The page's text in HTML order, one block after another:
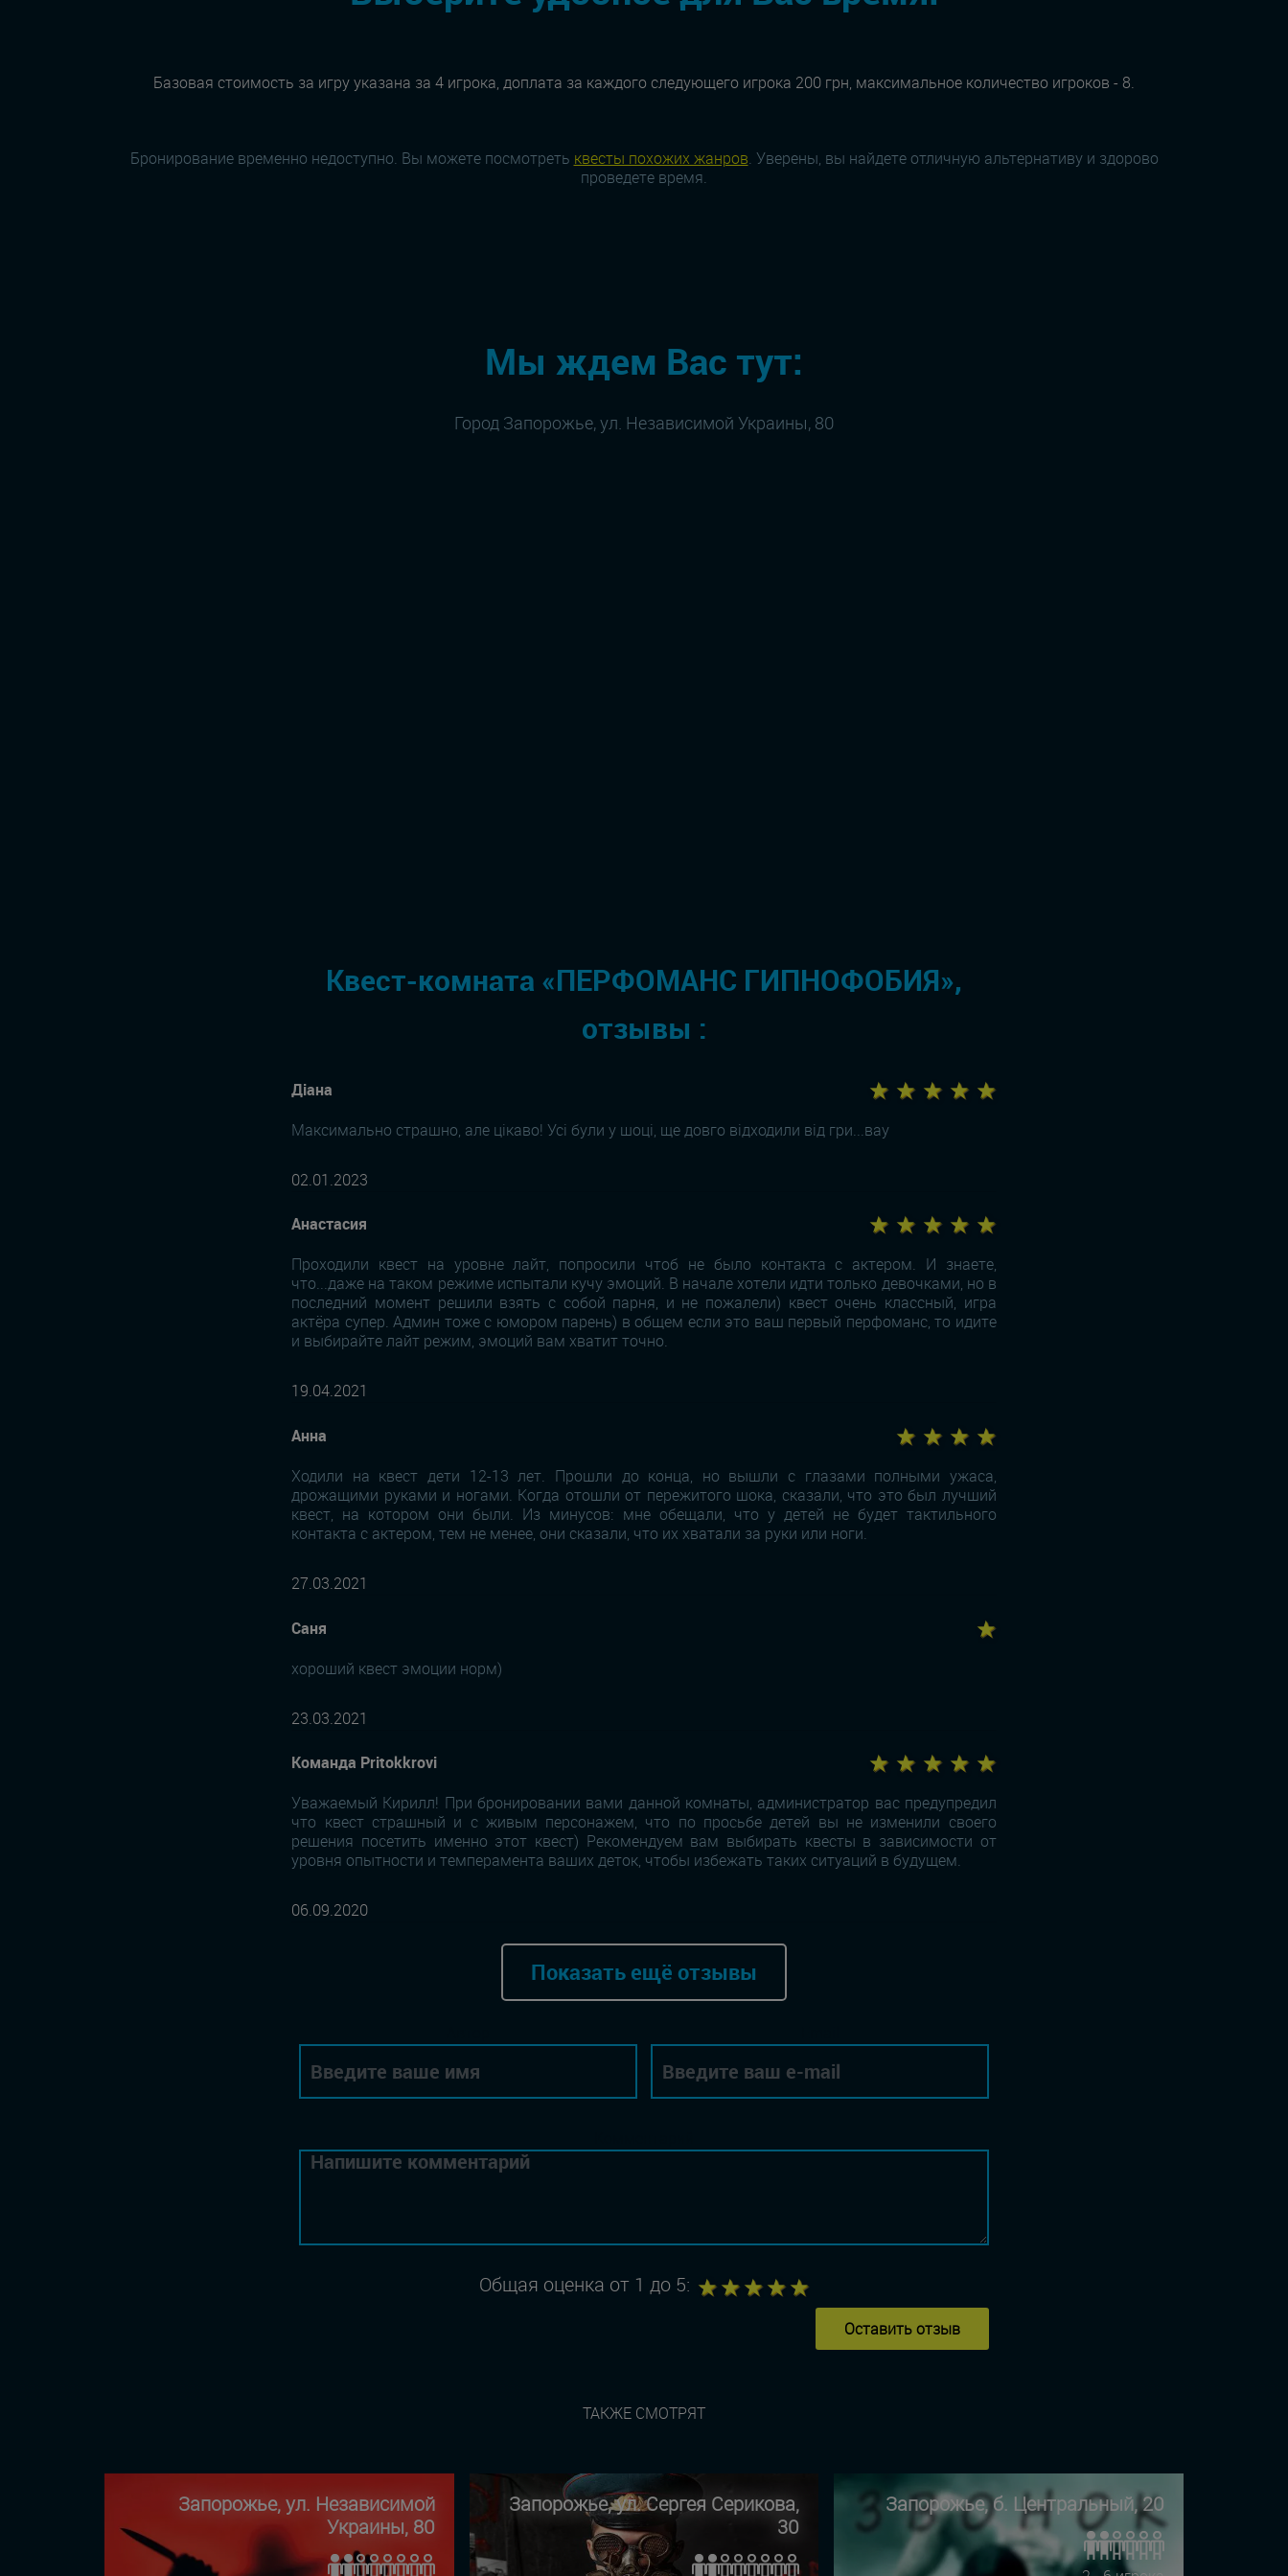
Базовая стоимость за игру указана за 4 игрока, доплата за каждого следующего игрока 200 грн, максимальное количество игроков - 8.
Бронирование временно недоступно. Вы можете посмотреть квесты похожих жанров. Уверены, вы найдете отличную альтернативу и здорово
проведете время.
Мы ждем Вас тут:
Город Запорожье, ул. Независимой Украины, 80
Квест-комната «ПЕРФОМАНС ГИПНОФОБИЯ»,
отзывы :
Діана ★ ★ ★ ★ ★
Максимально страшно, але цікаво! Усі були у шоці, ще довго відходили від гри...вау
02.01.2023
Анастасия ★ ★ ★ ★ ★
Проходили квест на уровне лайт, попросили чтоб не было контакта с актером. И знаете,
что...даже на таком режиме испытали кучу эмоций. В начале хотели идти только девочками, но в
последний момент решили взять с собой парня, и не пожалели) квест очень классный, игра
актёра супер. Админ тоже с юмором парень) в общем если это ваш первый перфоманс, то идите
и выбирайте лайт режим, эмоций вам хватит точно.
19.04.2021
Анна ★ ★ ★ ★
Ходили на квест дети 12-13 лет. Прошли до конца, но вышли с глазами полными ужаса,
дрожащими руками и ногами. Когда отошли от пережитого шока, сказали, что это был лучший
квест, на котором они были. Из минусов: мне обещали, что у детей не будет тактильного
контакта с актером, тем не менее, они сказали, что их хватали за руки или ноги.
27.03.2021
Саня ★
хороший квест эмоции норм)
23.03.2021
Команда Pritokkrovi ★ ★ ★ ★ ★
Уважаемый Кирилл! При бронировании вами данной комнаты, администратор вас предупредил
что квест страшный и с живым персонажем, что по просьбе детей вы не изменили своего
решения посетить именно этот квест) Рекомендуем вам выбирать квесты в зависимости от
уровня опытности и темперамента ваших деток, чтобы избежать таких ситуаций в будущем.
06.09.2020
Показать ещё отзывы
Общая оценка от 1 до 5: 4
3
2
1
Оставить отзыв
ТАКЖЕ СМОТРЯТ
Запорожье, ул. Независимой
Украины, 80
Запорожье, ул. Сергея Серикова,
30
Запорожье, б. Центральный, 20